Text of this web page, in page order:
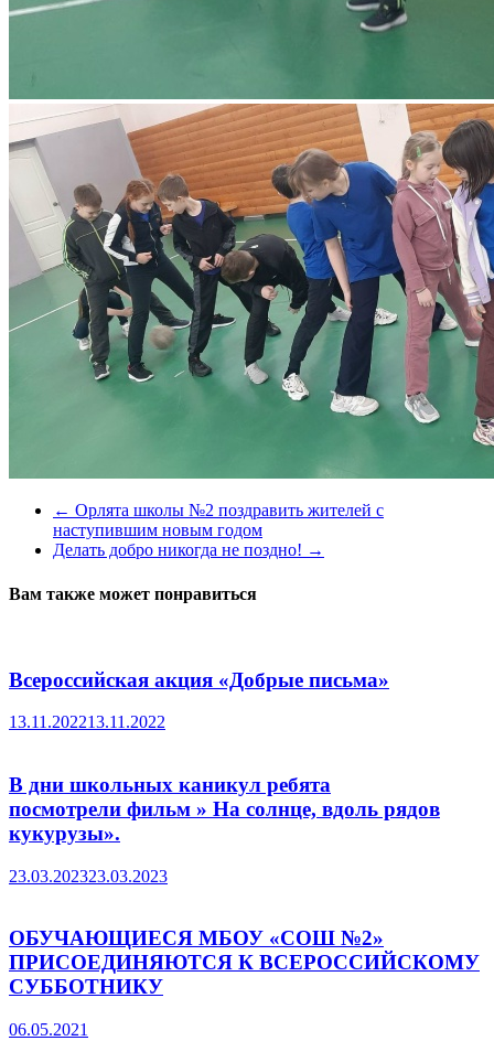
← Орлята школы №2 поздравить жителей с
наступившим новым годом
Делать добро никогда не поздно! →
Вам также может понравиться
Всероссийская акция «Добрые письма»
13.11.202213.11.2022
В дни школьных каникул ребята
посмотрели фильм » На солнце, вдоль рядов
кукурузы».
23.03.202323.03.2023
ОБУЧАЮЩИЕСЯ МБОУ «СОШ №2»
ПРИСОЕДИНЯЮТСЯ К ВСЕРОССИЙСКОМУ
СУББОТНИКУ
06.05.2021